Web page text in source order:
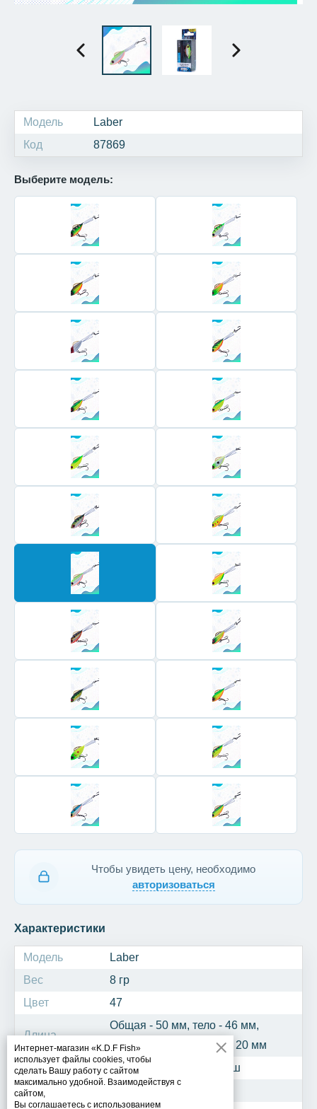
Интернет-магазин «K.D.F Fish»
использует файлы cookies, чтобы
сделать Вашу работу с сайтом
максимально удобной. Взаимодействуя с
сайтом,
Вы соглашаетесь с использованием
Модель
Laber
Код
87869
Выберите модель:
Чтобы увидеть цену, необходимо
авторизоваться
Характеристики
Модель
Laber
Вес
8 гр
Цвет
47
Длина
Общая - 50 мм, тело - 46 мм,
тройник - 13 мм, хвост - 20 мм
Рыба
Окунь, щука, судак, берш
Крючок
2 тройника №12